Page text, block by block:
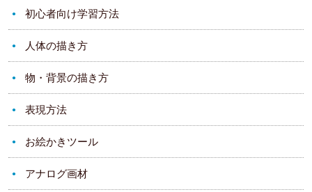
初心者向け学習方法
人体の描き方
物・背景の描き方
表現方法
お絵かきツール
アナログ画材